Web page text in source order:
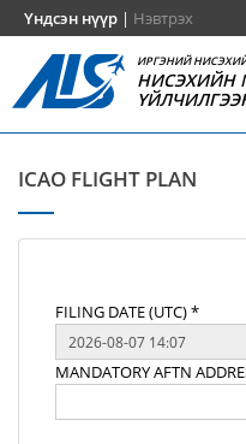
Үндсэн нүүр | Нэвтрэх
ИРГЭНИЙ
НИСЭХИЙН
ICAO FLIGHT PLAN
FILING DATE (UTC) *
MANDATORY AFTN